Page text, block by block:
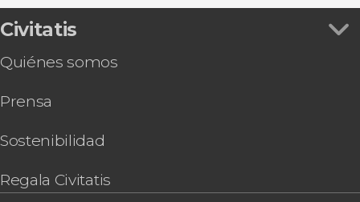
Paseo a caballo por la cascada Velo de la Novia
Tour en quad por Valle de Bravo
Rápel en Valle de Bravo
Alto
Barranquismo en Valle de Bravo
Civitatis
Quiénes somos
Prensa
Sostenibilidad
Regala Civitatis